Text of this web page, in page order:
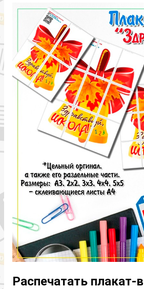
Распечатать плакат-